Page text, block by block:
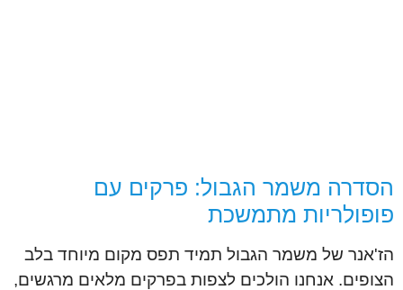
הסדרה משמר הגבול: פרקים עם
פופולריות מתמשכת
הז'אנר של משמר הגבול תמיד תפס מקום מיוחד בלב
הצופים. אנחנו הולכים לצפות בפרקים מלאים מרגשים,